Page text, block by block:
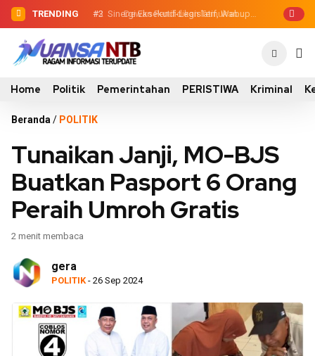
TRENDING #2 Dewan Pendidikan Temukan
Kondisi 305 Siswa SDN Kanar Belajar di
#3 Sinergi Eksekutif-Legislatif, Wabup
Ansori Serahkan Tujuh Kontainer
Home Politik Pemerintahan PERISTIWA Kriminal
Beranda / POLITIK
Tunaikan Janji, MO-BJS
Buatkan Pasport 6 Orang
Peraih Umroh Gratis
2 menit membaca
gera
POLITIK - 26 Sep 2024